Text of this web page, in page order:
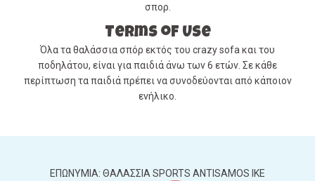
σπορ.
Terms of Use
Όλα τα θαλάσσια σπόρ εκτός του crazy sofa και του
ποδηλάτου, είναι για παιδιά άνω των 6 ετών. Σε κάθε
περίπτωση τα παιδιά πρέπει να συνοδεύονται από κάποιον
ενήλικο.
ΕΠΩΝΥΜΙΑ: ΘΑΛΑΣΣΙΑ SPORTS ANTISAMOS IKE